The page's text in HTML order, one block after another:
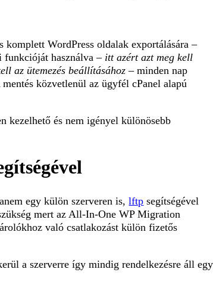
komplett WordPress oldalak exportálására –
funkcióját használva – itt azért azt meg kell
az ütemezés beállításához– minden nap
közvetlenül az ügyfél cPanel alapú
kezelhető és nem igényel különösebb
egy külön szerveren is,lftp segítségével
mert az All-In-One WP Migration
való csatlakozást külön fizetős
a szerverre így mindig rendelkezésre áll egy